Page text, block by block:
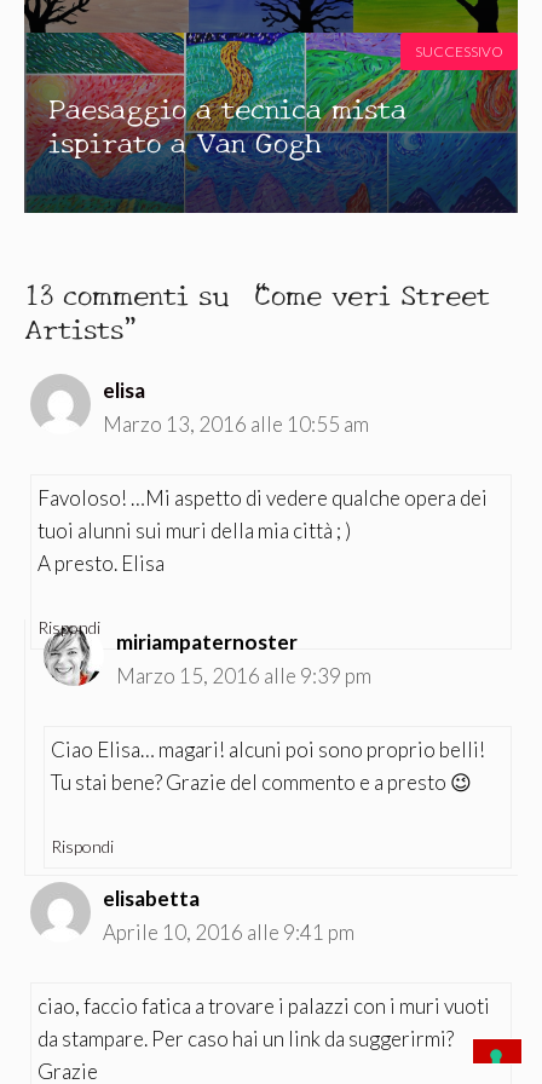
Paesaggio a tecnica mista
ispirato a Van Gogh
SUCCESSIVO
13 commenti su “Come veri Street
Artists”
elisa
Marzo 13, 2016 alle 10:55 am
Favoloso! …Mi aspetto di vedere qualche opera dei
tuoi alunni sui muri della mia città ; )
A presto. Elisa
Rispondi
miriampaternoster
Marzo 15, 2016 alle 9:39 pm
Ciao Elisa… magari! alcuni poi sono proprio belli!
Tu stai bene? Grazie del commento e a presto 😉
Rispondi
elisabetta
Aprile 10, 2016 alle 9:41 pm
ciao, faccio fatica a trovare i palazzi con i muri vuoti
da stampare. Per caso hai un link da suggerirmi?
Grazie